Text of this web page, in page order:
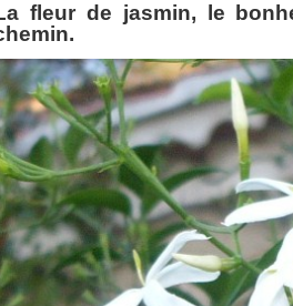
fleur de jasmin, le